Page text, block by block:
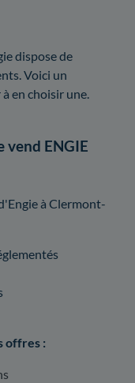
dispose de
Voici un
en choisir une.
vend ENGIE
à Clermont-
offres :